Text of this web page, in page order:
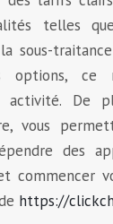
telles
la sous-
options, ce
activité.
De
vous
des
commencer
https://